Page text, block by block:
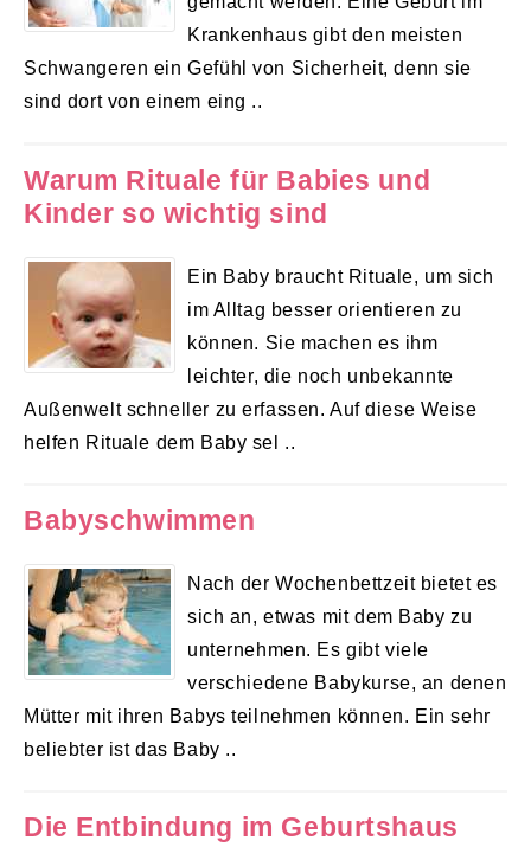
Krankenhaus gibt den meisten
Schwangeren ein Gefühl von Sicherheit, denn sie
sind dort von einem eing ..
Warum Rituale für Babies und
Kinder so wichtig sind
Ein Baby braucht Rituale, um sich
im Alltag besser orientieren zu
können. Sie machen es ihm
leichter, die noch unbekannte
Außenwelt schneller zu erfassen. Auf diese Weise
helfen Rituale dem Baby sel ..
Babyschwimmen
Nach der Wochenbettzeit bietet es
sich an, etwas mit dem Baby zu
unternehmen. Es gibt viele
verschiedene Babykurse, an denen
Mütter mit ihren Babys teilnehmen können. Ein sehr
beliebter ist das Baby ..
Die Entbindung im Geburtshaus